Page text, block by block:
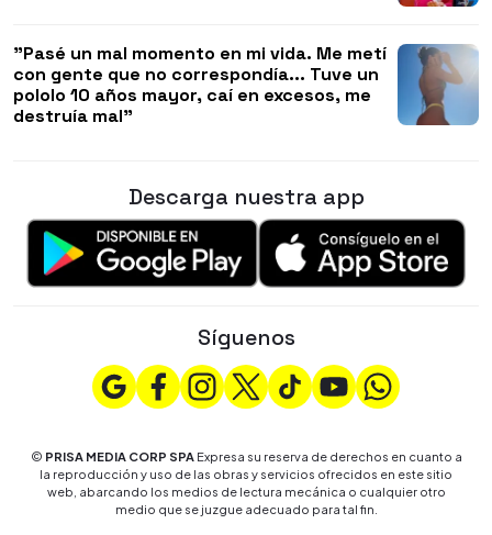
"Pasé un mal momento en mi vida. Me metí
con gente que no correspondía... Tuve un
pololo 10 años mayor, caí en excesos, me
destruía mal"
Descarga nuestra app
Síguenos
© PRISA MEDIA CORP SPAExpresa su reserva de derechos en cuanto a
la reproducción y uso de las obras y servicios ofrecidos en este sitio
web, abarcando los medios de lectura mecánica o cualquier otro
medio que se juzgue adecuado para tal fin.